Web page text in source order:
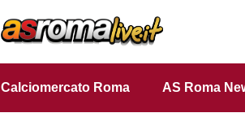
Calciomercato Roma AS Roma